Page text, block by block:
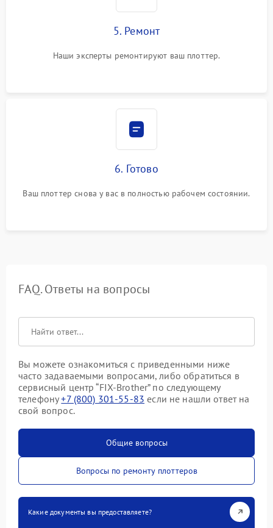
5. Ремонт
Наши эксперты ремонтируют ваш плоттер.
6. Готово
Ваш плоттер снова у вас в полностью рабочем состоянии.
FAQ. Ответы на вопросы
Вы можете ознакомиться с приведенными ниже
часто задаваемыми вопросами, либо обратиться в
сервисный центр “FIX-Brother” по следующему
телефону+7 (800) 301-55-83 если не нашли ответ на
свой вопрос.
Общие вопросы
Вопросы по ремонту плоттеров
Какие документы вы предоставляете?